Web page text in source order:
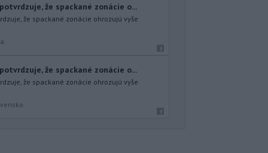
že spackané zonácie o...
že spackané zonácie ohrozujú vyše
že spackané zonácie o...
že spackané zonácie ohrozujú vyše